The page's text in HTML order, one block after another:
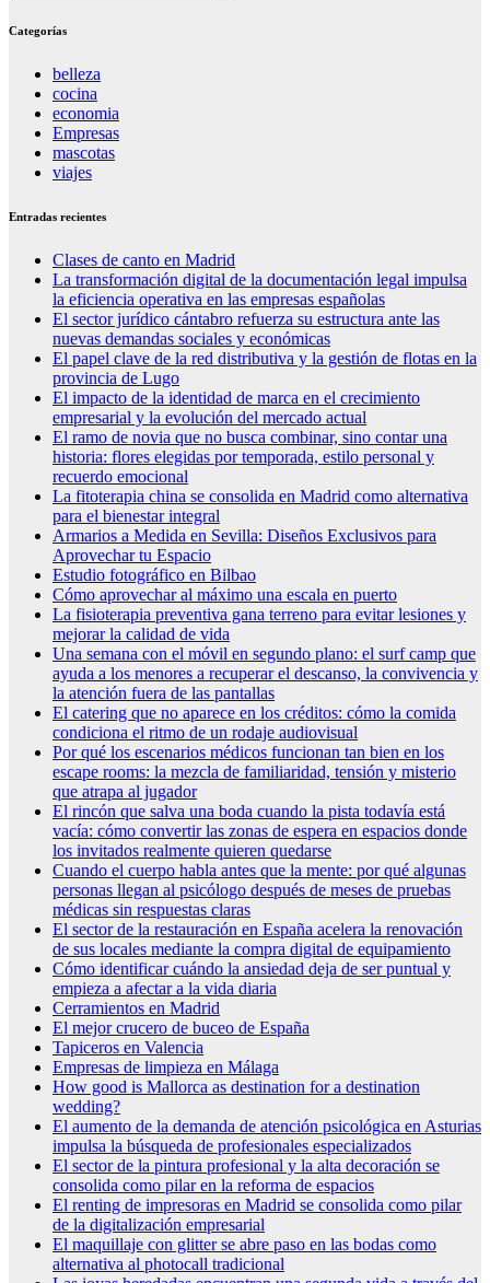
Categorías
belleza
cocina
economia
Empresas
mascotas
viajes
Entradas recientes
Clases de canto en Madrid
La transformación digital de la documentación legal impulsa
la eficiencia operativa en las empresas españolas
El sector jurídico cántabro refuerza su estructura ante las
nuevas demandas sociales y económicas
El papel clave de la red distributiva y la gestión de flotas en la
provincia de Lugo
El impacto de la identidad de marca en el crecimiento
empresarial y la evolución del mercado actual
El ramo de novia que no busca combinar, sino contar una
historia: flores elegidas por temporada, estilo personal y
recuerdo emocional
La fitoterapia china se consolida en Madrid como alternativa
para el bienestar integral
Armarios a Medida en Sevilla: Diseños Exclusivos para
Aprovechar tu Espacio
Estudio fotográfico en Bilbao
Cómo aprovechar al máximo una escala en puerto
La fisioterapia preventiva gana terreno para evitar lesiones y
mejorar la calidad de vida
Una semana con el móvil en segundo plano: el surf camp que
ayuda a los menores a recuperar el descanso, la convivencia y
la atención fuera de las pantallas
El catering que no aparece en los créditos: cómo la comida
condiciona el ritmo de un rodaje audiovisual
Por qué los escenarios médicos funcionan tan bien en los
escape rooms: la mezcla de familiaridad, tensión y misterio
que atrapa al jugador
El rincón que salva una boda cuando la pista todavía está
vacía: cómo convertir las zonas de espera en espacios donde
los invitados realmente quieren quedarse
Cuando el cuerpo habla antes que la mente: por qué algunas
personas llegan al psicólogo después de meses de pruebas
médicas sin respuestas claras
El sector de la restauración en España acelera la renovación
de sus locales mediante la compra digital de equipamiento
Cómo identificar cuándo la ansiedad deja de ser puntual y
empieza a afectar a la vida diaria
Cerramientos en Madrid
El mejor crucero de buceo de España
Tapiceros en Valencia
Empresas de limpieza en Málaga
How good is Mallorca as destination for a destination
wedding?
El aumento de la demanda de atención psicológica en Asturias
impulsa la búsqueda de profesionales especializados
El sector de la pintura profesional y la alta decoración se
consolida como pilar en la reforma de espacios
El renting de impresoras en Madrid se consolida como pilar
de la digitalización empresarial
El maquillaje con glitter se abre paso en las bodas como
alternativa al photocall tradicional